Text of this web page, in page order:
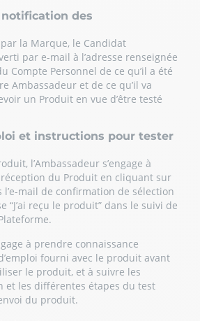
des
la Marque, le Candidat
par e-mail à l’adresse renseignée
Compte Personnel de ce qu’il a été
Ambassadeur et de ce qu’il va
un Produit en vue d’être testé
et instructions pour tester
l’Ambassadeur s’engage à
du Produit en cliquant sur
mail de confirmation de sélection
“J’ai reçu le produit” dans le suivi de
à prendre connaissance
fourni avec le produit avant
le produit, et à suivre les
et les différentes étapes du test
du produit.